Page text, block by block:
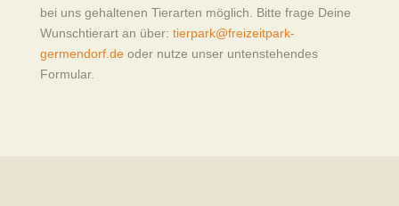
bei uns gehaltenen Tierarten möglich. Bitte frage Deine
Wunschtierart an über: tierpark@freizeitpark-
germendorf.deoder nutze unser untenstehendes
Formular.